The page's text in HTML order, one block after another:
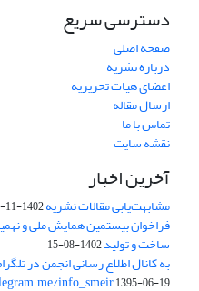
دسترسی سریع
صفحه اصلی
درباره نشریه
اعضای هیات تحریریه
ارسال مقاله
تماس با ما
نقشه سایت
آخرین اخبار
مشابهت‌یابی مقالات نشریه1402-11-01
فراخوان بیستمین همایش ملی و
ساخت و تولید1402-08-15
به کانال اطلاع رسانی انجمن در
info_smeir1395-06-19